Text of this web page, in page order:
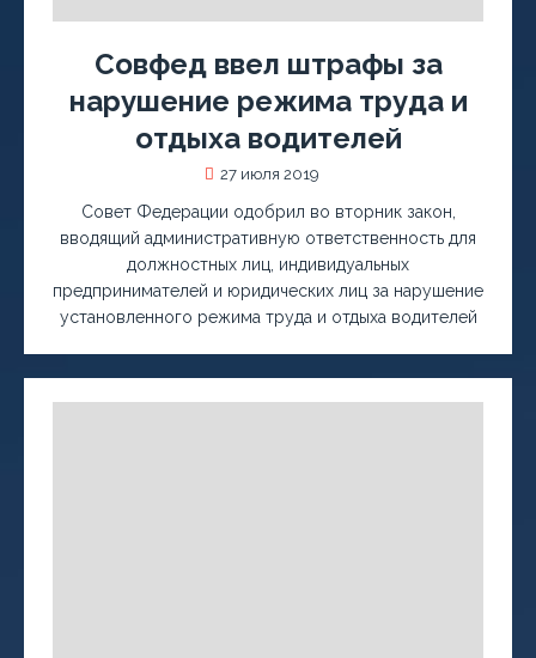
Совфед ввел штрафы за
нарушение режима труда и
отдыха водителей
27 июля 2019
Совет Федерации одобрил во вторник закон,
вводящий административную ответственность для
должностных лиц, индивидуальных
предпринимателей и юридических лиц за нарушение
установленного режима труда и отдыха водителей